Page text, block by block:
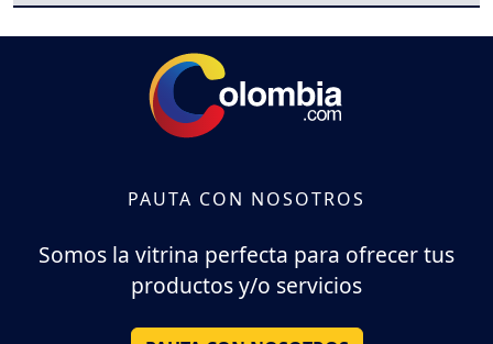
PAUTA CON NOSOTROS
Somos la vitrina perfecta para ofrecer tus
productos y/o servicios